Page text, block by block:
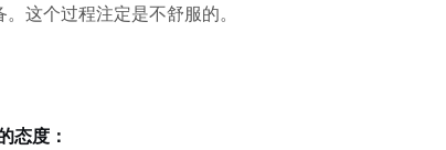
这个过程注定是不舒服的。
态度：